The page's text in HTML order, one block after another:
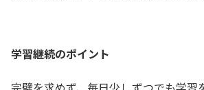
学習継続のポイント